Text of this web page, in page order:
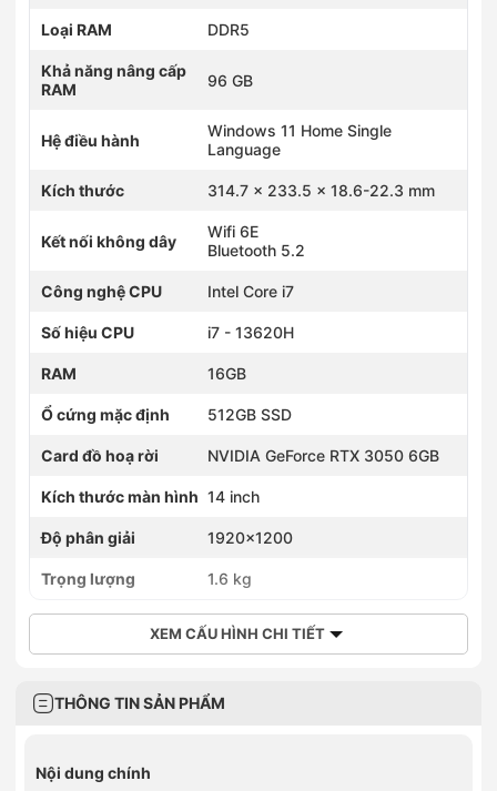
Loại RAM DDR5
Khả năng nâng cấp
RAM
96 GB
Hệ điều hành
Windows 11 Home Single
Language
Kích thước 314.7 x 233.5 x 18.6-22.3 mm
Kết nối không dây
Wifi 6E
Bluetooth 5.2
Công nghệ CPU Intel Core i7
Số hiệu CPU i7 - 13620H
RAM 16GB
Ổ cứng mặc định 512GB SSD
Card đồ hoạ rời NVIDIA GeForce RTX 3050 6GB
Kích thước màn hình 14 inch
Độ phân giải 1920x1200
Trọng lượng 1.6 kg
XEM CẤU HÌNH CHI TIẾT
THÔNG TIN SẢN PHẨM
Nội dung chính